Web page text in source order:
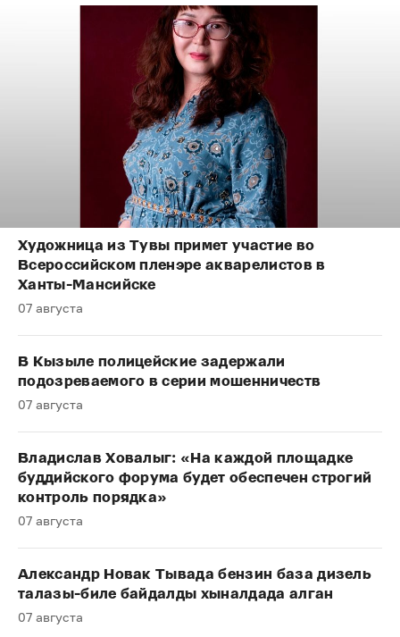
Художница из Тувы примет участие во
Всероссийском пленэре акварелистов в
Ханты-Мансийске
07 августа
В Кызыле полицейские задержали
подозреваемого в серии мошенничеств
07 августа
Владислав Ховалыг: «На каждой площадке
буддийского форума будет обеспечен строгий
контроль порядка»
07 августа
Александр Новак Тывада бензин база дизель
талазы-биле байдалды хыналдада алган
07 августа